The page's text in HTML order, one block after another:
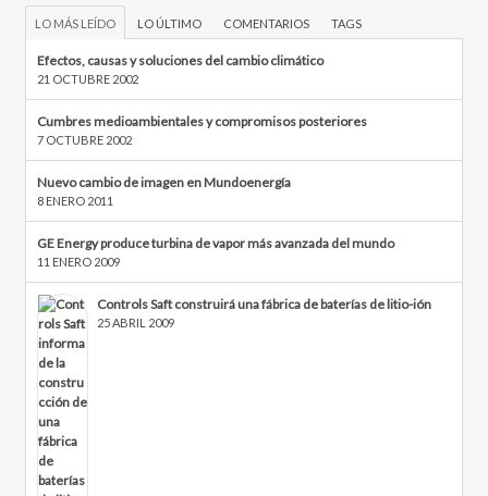
LO MÁS LEÍDO LO ÚLTIMO COMENTARIOS TAGS
Efectos, causas y soluciones del cambio climático
21 OCTUBRE 2002
Cumbres medioambientales y compromisos posteriores
7 OCTUBRE 2002
Nuevo cambio de imagen en Mundoenergía
8 ENERO 2011
GE Energy produce turbina de vapor más avanzada del mundo
11 ENERO 2009
Controls Saft construirá una fábrica de baterías de litio-ión
25 ABRIL 2009